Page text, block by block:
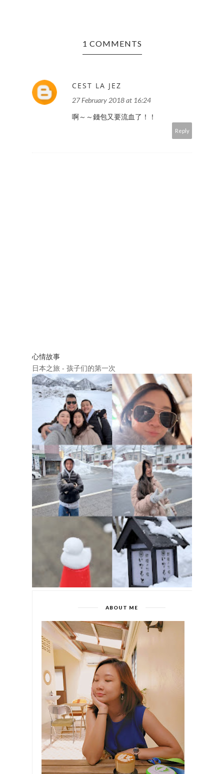
1 COMMENTS
CEST LA JEZ
27 February 2018 at 16:24
啊～～錢包又要流血了！！
Reply
心情故事
日本之旅 - 孩子们的第一次
ABOUT ME